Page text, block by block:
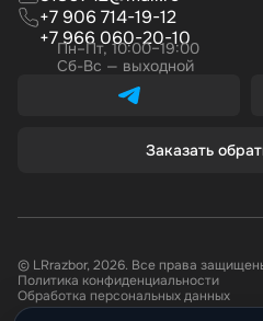
+7 906 714-19-12
+7 966 060-20-10
Пн–Пт, 10:00–19:00
Сб-Вс — выходной
Заказать
© LRrazbor, 2026. Все права
Политика конфиденциальности
Обработка персональных данных